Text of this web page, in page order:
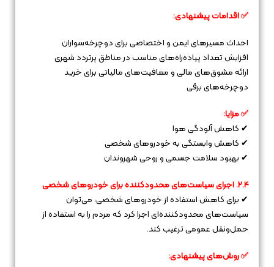
✅ اقدامات پیشنهادی:
احداث مسیرهای ایمن و اختصاصی برای دوچرخه‌سواران
افزایش تعداد پیاده‌راه‌های مناسب در مناطق پرتردد شهری
ارائه مشوق‌های مالی و معافیت‌های مالیاتی برای خرید
دوچرخه‌های برقی
✅ مزایا:
✔ کاهش آلودگی هوا
✔ کاهش وابستگی به خودروهای شخصی
✔ بهبود سلامت جسمی و روحی شهروندان
۲.۴. اجرای سیاست‌های محدودکننده برای خودروهای شخصی
✔ برای کاهش استفاده از خودروهای شخصی، می‌توان
سیاست‌های محدودکننده‌ای اجرا کرد که مردم را به استفاده از
حمل‌ونقل عمومی ترغیب کند.
✅ روش‌های پیشنهادی: